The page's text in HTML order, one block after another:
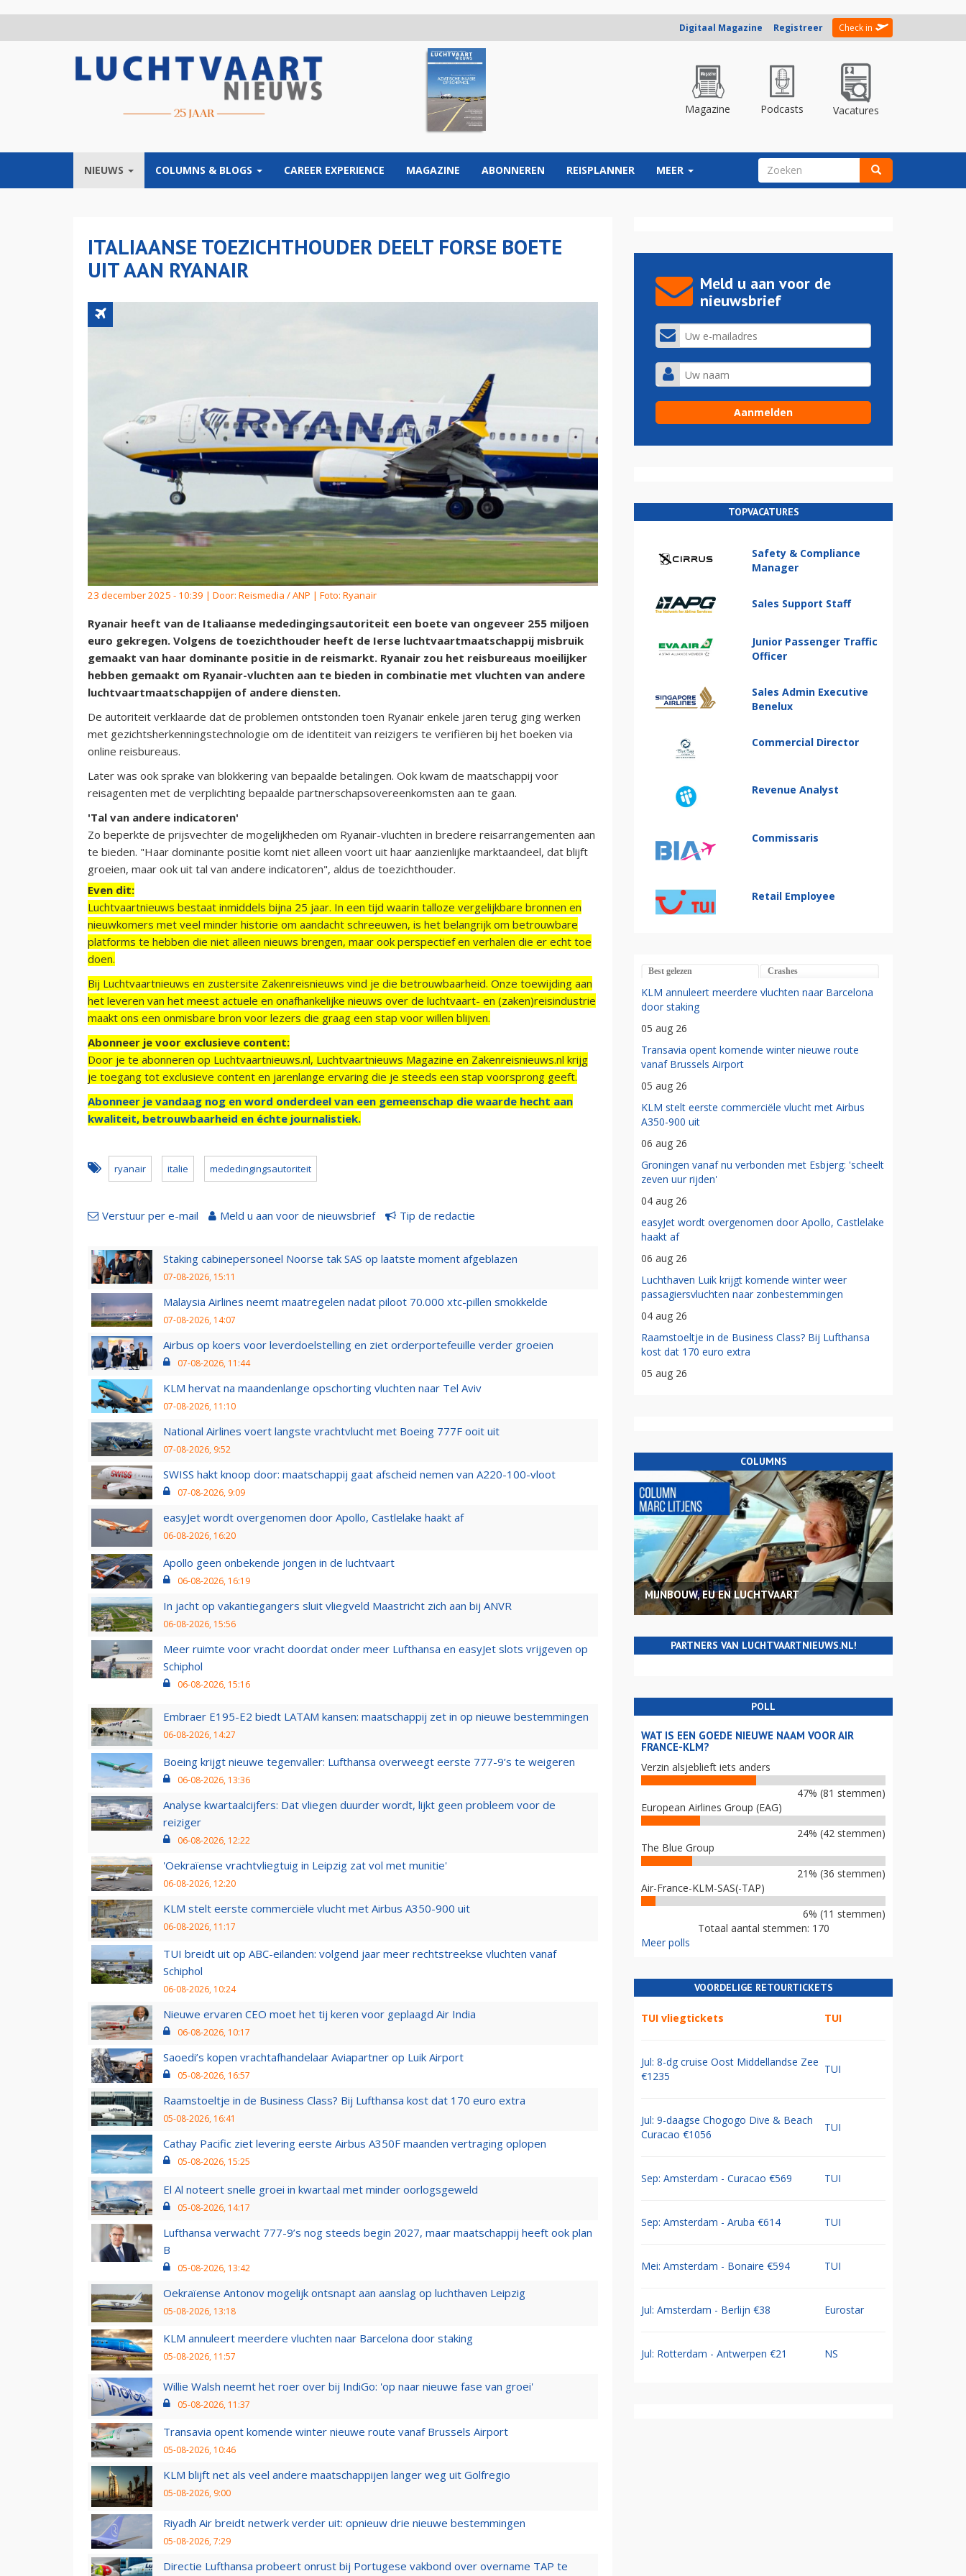
Digitaal Magazine Registreer Check in
Magazine Podcasts Vacatures
NIEUWS COLUMNS & BLOGS CAREER EXPERIENCE MAGAZINE ABONNEREN REISPLANNER MEER ZOEKVELD
ITALIAANSE TOEZICHTHOUDER DEELT FORSE BOETE
UIT AAN RYANAIR
23 december 2025 - 10:39 | Door: Reismedia / ANP | Foto: Ryanair
Ryanair heeft van de Italiaanse mededingingsautoriteit een boete van ongeveer 255 miljoen
euro gekregen. Volgens de toezichthouder heeft de Ierse luchtvaartmaatschappij misbruik
gemaakt van haar dominante positie in de reismarkt. Ryanair zou het reisbureaus moeilijker
hebben gemaakt om Ryanair-vluchten aan te bieden in combinatie met vluchten van andere
luchtvaartmaatschappijen of andere diensten.
De autoriteit verklaarde dat de problemen ontstonden toen Ryanair enkele jaren terug ging werken
met gezichtsherkenningstechnologie om de identiteit van reizigers te verifiëren bij het boeken via
online reisbureaus.
Later was ook sprake van blokkering van bepaalde betalingen. Ook kwam de maatschappij voor
reisagenten met de verplichting bepaalde partnerschapsovereenkomsten aan te gaan.
'Tal van andere indicatoren'
Zo beperkte de prijsvechter de mogelijkheden om Ryanair-vluchten in bredere reisarrangementen aan
te bieden. "Haar dominante positie komt niet alleen voort uit haar aanzienlijke marktaandeel, dat blijft
groeien, maar ook uit tal van andere indicatoren", aldus de toezichthouder.
Even dit:
Luchtvaartnieuws bestaat inmiddels bijna 25 jaar. In een tijd waarin talloze vergelijkbare bronnen en
nieuwkomers met veel minder historie om aandacht schreeuwen, is het belangrijk om betrouwbare
platforms te hebben die niet alleen nieuws brengen, maar ook perspectief en verhalen die er echt toe
doen.
Bij Luchtvaartnieuws en zustersite Zakenreisnieuws vind je die betrouwbaarheid. Onze toewijding aan
het leveren van het meest actuele en onafhankelijke nieuws over de luchtvaart- en (zaken)reisindustrie
maakt ons een onmisbare bron voor lezers die graag een stap voor willen blijven.
Abonneer je voor exclusieve content:
Door je te abonneren op Luchtvaartnieuws.nl, Luchtvaartnieuws Magazine en Zakenreisnieuws.nl krijg
je toegang tot exclusieve content en jarenlange ervaring die je steeds een stap voorsprong geeft.
Abonneer je vandaag nog en word onderdeel van een gemeenschap die waarde hecht aan
kwaliteit, betrouwbaarheid en échte journalistiek.
ryanair italie mededingingsautoriteit
Verstuur per e-mail Meld u aan voor de nieuwsbrief Tip de redactie
Staking cabinepersoneel Noorse tak SAS op laatste moment afgeblazen
07-08-2026, 15:11
Malaysia Airlines neemt maatregelen nadat piloot 70.000 xtc-pillen smokkelde
07-08-2026, 14:07
Airbus op koers voor leverdoelstelling en ziet orderportefeuille verder groeien
07-08-2026, 11:44
KLM hervat na maandenlange opschorting vluchten naar Tel Aviv
07-08-2026, 11:10
National Airlines voert langste vrachtvlucht met Boeing 777F ooit uit
07-08-2026, 9:52
SWISS hakt knoop door: maatschappij gaat afscheid nemen van A220-100-vloot
07-08-2026, 9:09
easyJet wordt overgenomen door Apollo, Castlelake haakt af
06-08-2026, 16:20
Apollo geen onbekende jongen in de luchtvaart
06-08-2026, 16:19
In jacht op vakantiegangers sluit vliegveld Maastricht zich aan bij ANVR
06-08-2026, 15:56
Meer ruimte voor vracht doordat onder meer Lufthansa en easyJet slots vrijgeven op
Schiphol
06-08-2026, 15:16
Embraer E195-E2 biedt LATAM kansen: maatschappij zet in op nieuwe bestemmingen
06-08-2026, 14:27
Boeing krijgt nieuwe tegenvaller: Lufthansa overweegt eerste 777-9’s te weigeren
06-08-2026, 13:36
Analyse kwartaalcijfers: Dat vliegen duurder wordt, lijkt geen probleem voor de
reiziger
06-08-2026, 12:22
'Oekraïense vrachtvliegtuig in Leipzig zat vol met munitie'
06-08-2026, 12:20
KLM stelt eerste commerciële vlucht met Airbus A350-900 uit
06-08-2026, 11:17
TUI breidt uit op ABC-eilanden: volgend jaar meer rechtstreekse vluchten vanaf
Schiphol
06-08-2026, 10:24
Nieuwe ervaren CEO moet het tij keren voor geplaagd Air India
06-08-2026, 10:17
Saoedi’s kopen vrachtafhandelaar Aviapartner op Luik Airport
05-08-2026, 16:57
Raamstoeltje in de Business Class? Bij Lufthansa kost dat 170 euro extra
05-08-2026, 16:41
Cathay Pacific ziet levering eerste Airbus A350F maanden vertraging oplopen
05-08-2026, 15:25
El Al noteert snelle groei in kwartaal met minder oorlogsgeweld
05-08-2026, 14:17
Lufthansa verwacht 777-9’s nog steeds begin 2027, maar maatschappij heeft ook plan
B
05-08-2026, 13:42
Oekraïense Antonov mogelijk ontsnapt aan aanslag op luchthaven Leipzig
05-08-2026, 13:18
KLM annuleert meerdere vluchten naar Barcelona door staking
05-08-2026, 11:57
Willie Walsh neemt het roer over bij IndiGo: 'op naar nieuwe fase van groei'
05-08-2026, 11:37
Transavia opent komende winter nieuwe route vanaf Brussels Airport
05-08-2026, 10:46
KLM blijft net als veel andere maatschappijen langer weg uit Golfregio
05-08-2026, 9:00
Riyadh Air breidt netwerk verder uit: opnieuw drie nieuwe bestemmingen
05-08-2026, 7:29
Directie Lufthansa probeert onrust bij Portugese vakbond over overname TAP te
Meld u aan voor de
nieuwsbrief
TOPVACATURES
Safety & Compliance
Manager
Sales Support Staff
Junior Passenger Traffic
Officer
Sales Admin Executive
Benelux
Commercial Director
Revenue Analyst
Commissaris
Retail Employee
Best gelezen Crashes
KLM annuleert meerdere vluchten naar Barcelona
door staking
05 aug 26
Transavia opent komende winter nieuwe route
vanaf Brussels Airport
05 aug 26
KLM stelt eerste commerciële vlucht met Airbus
A350-900 uit
06 aug 26
Groningen vanaf nu verbonden met Esbjerg: 'scheelt
zeven uur rijden'
04 aug 26
easyJet wordt overgenomen door Apollo, Castlelake
haakt af
06 aug 26
Luchthaven Luik krijgt komende winter weer
passagiersvluchten naar zonbestemmingen
04 aug 26
Raamstoeltje in de Business Class? Bij Lufthansa
kost dat 170 euro extra
05 aug 26
COLUMNS
MIJNBOUW, EU EN LUCHTVAART
PARTNERS VAN LUCHTVAARTNIEUWS.NL!
POLL
WAT IS EEN GOEDE NIEUWE NAAM VOOR AIR
FRANCE-KLM?
Verzin alsjeblieft iets anders
47% (81 stemmen)
European Airlines Group (EAG)
24% (42 stemmen)
The Blue Group
21% (36 stemmen)
Air-France-KLM-SAS(-TAP)
6% (11 stemmen)
Totaal aantal stemmen: 170
Meer polls
VOORDELIGE RETOURTICKETS
TUI vliegtickets TUI
Jul: 8-dg cruise Oost Middellandse Zee
€1235
TUI
Jul: 9-daagse Chogogo Dive & Beach
Curacao €1056
TUI
Sep: Amsterdam - Curacao €569 TUI
Sep: Amsterdam - Aruba €614 TUI
Mei: Amsterdam - Bonaire €594 TUI
Jul: Amsterdam - Berlijn €38 Eurostar
Jul: Rotterdam - Antwerpen €21 NS